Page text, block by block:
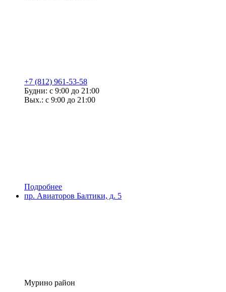
+7 (812) 961-53-58
Будни: с 9:00 до 21:00
Вых.: с 9:00 до 21:00
Подробнее
пр. Авиаторов Балтики, д. 5
Мурино район